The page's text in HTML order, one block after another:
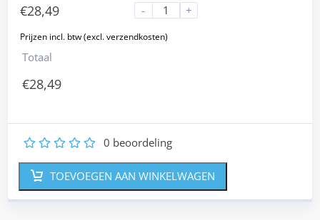
€28,49
-
+
Totaal
€28,49
5
4
3
2 0 beoordeling
TOEVOEGEN AAN WINKELWAGEN